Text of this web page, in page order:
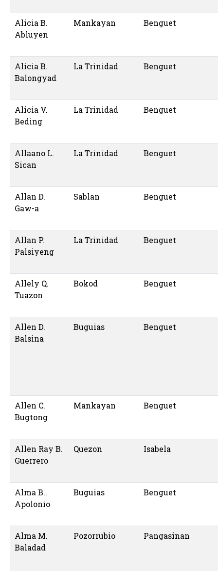
Alicia B.
Abluyen
Mankayan Benguet
Alicia B.
Balongyad
La Trinidad Benguet
Alicia V.
Beding
La Trinidad Benguet
Allaano L.
Sican
La Trinidad Benguet
Allan D.
Gaw-a
Sablan Benguet
Allan P.
Palsiyeng
La Trinidad Benguet
Allely Q.
Tuazon
Bokod Benguet
Allen D.
Balsina
Buguias Benguet
Allen C.
Bugtong
Mankayan Benguet
Allen Ray B.
Guerrero
Quezon Isabela
Alma B..
Apolonio
Buguias Benguet
Alma M.
Baladad
Pozorrubio Pangasinan